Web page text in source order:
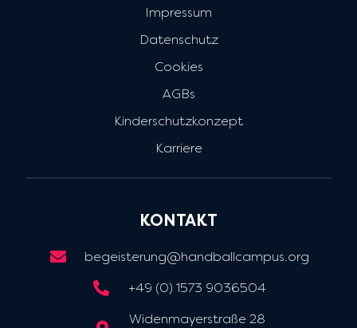
Impressum
Datenschutz
Cookies
AGBs
Kinderschutzkonzept
Karriere
KONTAKT
begeisterung@handballcampus.org
+49 (0) 1573 9036504
Widenmayerstraße 28